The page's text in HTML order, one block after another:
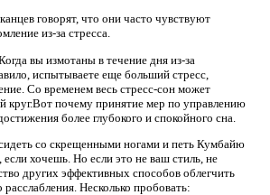
говорят, что они часто чувствуют
из-за стресса.
вы измотаны в течение дня из-за
испытываете еще больший стресс,
Со временем весь стресс-сон может
круг.Вот почему принятие мер по управлению
более глубокого и спокойного сна.
со скрещенными ногами и петь Кумбайю
хочешь. Но если это не ваш стиль, не
других эффективных способов облегчить
расслабления. Несколько пробовать: